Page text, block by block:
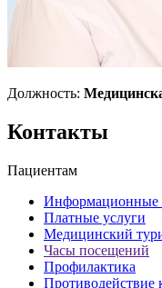
Должность:
Контакты
Пациентам
Информационные
Платные услуги
Медицинский
Часы посещений
Профилактика
Противодействие